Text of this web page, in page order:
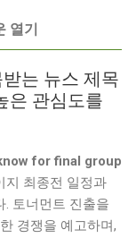
열기
는 뉴스 제목
은 관심도를
for final group
지 최종전 일정과
. 토너먼트 진출을
경쟁을 예고하며,